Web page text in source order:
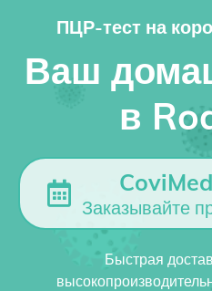
ПЦР-тест на
Ваш
в
Заказывайте
Быстрая